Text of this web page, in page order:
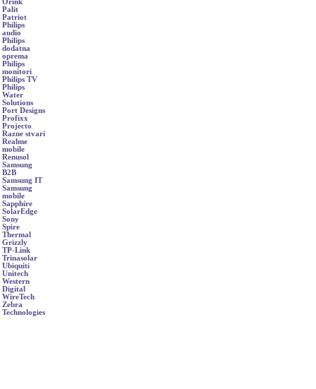
Orink
Palit
Patriot
Philips
audio
Philips
dodatna
oprema
Philips
monitori
Philips TV
Philips
Water
Solutions
Port Designs
Profixx
Projecto
Razne stvari
Realme
mobile
Renusol
Samsung
B2B
Samsung IT
Samsung
mobile
Sapphire
SolarEdge
Sony
Spire
Thermal
Grizzly
TP-Link
Trinasolar
Ubiquiti
Unitech
Western
Digital
WireTech
Zebra
Technologies